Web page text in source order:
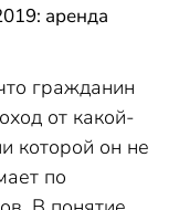
аренда
гражданин
от какой-
которой он не
по